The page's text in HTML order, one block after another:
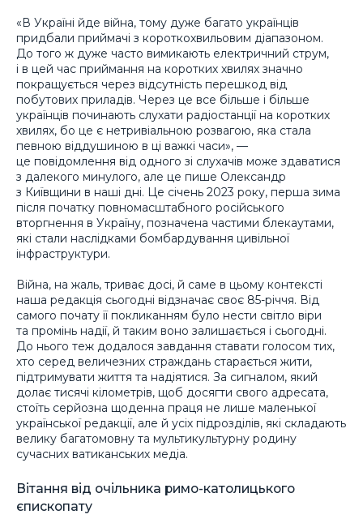
«В Україні йде війна, тому дуже багато українців
придбали приймачі з короткохвильовим діапазоном.
До того ж дуже часто вимикають електричний струм,
і в цей час приймання на коротких хвилях значно
покращується через відсутність перешкод від
побутових приладів. Через це все більше і більше
українців починають слухати радіостанції на коротких
хвилях, бо це є нетривіальною розвагою, яка стала
певною віддушиною в ці важкі часи», —
це повідомлення від одного зі слухачів може здаватися
з далекого минулого, але це пише Олександр
з Київщини в наші дні. Це січень 2023 року, перша зима
після початку повномасштабного російського
вторгнення в Україну, позначена частими блекаутами,
які стали наслідками бомбардування цивільної
інфраструктури.
Війна, на жаль, триває досі, й саме в цьому контексті
наша редакція сьогодні відзначає своє 85-річчя. Від
самого почату її покликанням було нести світло віри
та промінь надії, й таким воно залишається і сьогодні.
До нього теж додалося завдання ставати голосом тих,
хто серед величезних страждань старається жити,
підтримувати життя та надіятися. За сигналом, який
долає тисячі кілометрів, щоб досягти свого адресата,
стоїть серйозна щоденна праця не лише маленької
української редакції, але й усіх підрозділів, які складають
велику багатомовну та мультикультурну родину
сучасних ватиканських медіа.
Вітання від очільника римо-католицького
єпископату